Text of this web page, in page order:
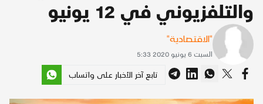
والتلفزيوني في 12 يونيو
"الاقتصادية"
السبت 6 يونيو 2020 5:33
تابع آخر الأخبار على واتساب